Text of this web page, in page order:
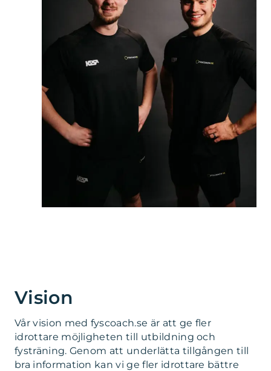
Vision
Vår vision med fyscoach.se är att ge fler
idrottare möjligheten till utbildning och
fysträning. Genom att underlätta tillgången till
bra information kan vi ge fler idrottare bättre